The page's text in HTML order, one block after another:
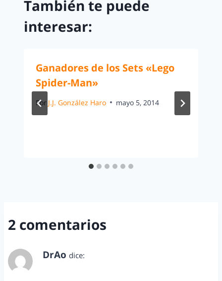
También te puede
interesar:
Ganadores de los Sets «Lego
Spider-Man»
Por J.J. González Haro mayo 5, 2014
2 comentarios
DrAo dice: